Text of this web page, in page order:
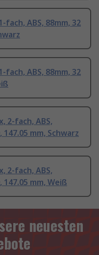
fach, ABS, 88mm, 32
fach, ABS, 88mm, 32
2-fach, ABS,
147.05 mm, Schwarz
2-fach, ABS,
147.05 mm, Weiß
neuesten